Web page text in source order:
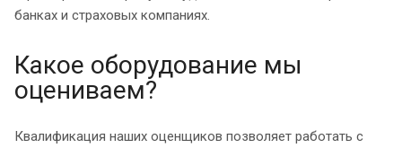
банках и страховых компаниях.
Какое оборудование мы
оцениваем?
Квалификация наших оценщиков позволяет работать с